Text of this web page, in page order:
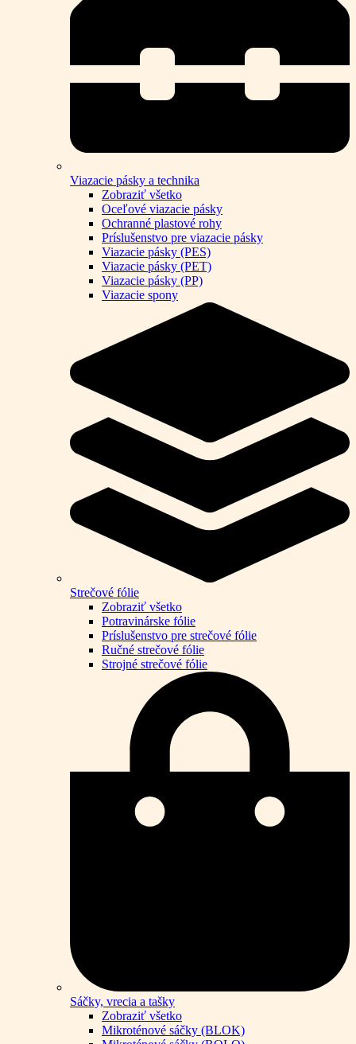
Viazacie pásky a technika
Zobraziť všetko
Oceľové viazacie pásky
Ochranné plastové rohy
Príslušenstvo pre viazacie pásky
Viazacie pásky (PES)
Viazacie pásky (PET)
Viazacie pásky (PP)
Viazacie spony
Strečové fólie
Zobraziť všetko
Potravinárske fólie
Príslušenstvo pre strečové fólie
Ručné strečové fólie
Strojné strečové fólie
Sáčky, vrecia a tašky
Zobraziť všetko
Mikroténové sáčky (BLOK)